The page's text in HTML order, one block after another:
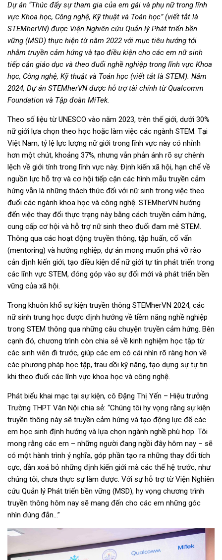
Dự án “Thúc đẩy sự tham gia của em gái và phụ nữ trong lĩnh
vực Khoa học, Công nghệ, Kỹ thuật và Toán học” (viết tắt là
STEMherVN) được Viện Nghiên cứu Quản lý Phát triển bền
vững (MSD) thực hiện từ năm 2022 với mục tiêu hướng tới
nhằm truyền cảm hứng và tạo điều kiện cho các em nữ sinh
tiếp cận giáo dục và theo đuổi nghề nghiệp trong lĩnh vực Khoa
học, Công nghệ, Kỹ thuật và Toán học (viết tắt là STEM). Năm
2024, Dự án STEMherVN được hỗ trợ tài chính từ Qualcomm
Foundation và Tập đoàn MiTek.
Theo số liệu từ UNESCO vào năm 2023, trên thế giới, dưới 30%
nữ giới lựa chọn theo học hoặc làm việc các ngành STEM. Tại
Việt Nam, tỷ lệ lực lượng nữ giới trong lĩnh vực này có nhỉnh
hơn một chút, khoảng 37%, nhưng vẫn phản ánh rõ sự chênh
lệch về giới tính trong lĩnh vực này. Định kiến xã hội, hạn chế về
nguồn lực hỗ trợ và cơ hội tiếp cận các hình mẫu truyền cảm
hứng vẫn là những thách thức đối với nữ sinh trong việc theo
đuổi các ngành khoa học và công nghệ. STEMherVN hướng
đến việc thay đổi thực trạng này bằng cách truyền cảm hứng,
cung cấp cơ hội và hỗ trợ nữ sinh theo đuổi đam mê STEM.
Thông qua các hoạt động truyền thông, tập huấn, cố vấn
(mentoring) và hướng nghiệp, dự án mong muốn phá vỡ rào
cản định kiến giới, tạo điều kiện để nữ giới tự tin phát triển trong
các lĩnh vực STEM, đóng góp vào sự đổi mới và phát triển bền
vững của xã hội.
Trong khuôn khổ sự kiện truyền thông STEMherVN 2024, các
nữ sinh trung học được định hướng về tiềm năng nghề nghiệp
trong STEM thông qua những câu chuyện truyền cảm hứng. Bên
cạnh đó, chương trình còn chia sẻ về kinh nghiệm học tập từ
các sinh viên đi trước, giúp các em có cái nhìn rõ ràng hơn về
các phương pháp học tập, trau dồi kỹ năng, tạo dựng sự tự tin
khi theo đuổi các lĩnh vực khoa học và công nghệ.
Phát biểu khai mạc tại sự kiện, cô Đặng Thị Yến – Hiệu trưởng
Trường THPT Vân Nội chia sẻ: “Chúng tôi hy vọng rằng sự kiện
truyền thông này sẽ truyền cảm hứng và tạo động lực để các
em học sinh định hướng và lựa chọn ngành nghề phù hợp. Tôi
mong rằng các em – những người đang ngồi đây hôm nay – sẽ
có một hành trình ý nghĩa, góp phần tạo ra những thay đổi tích
cực, dần xoá bỏ những định kiến giới mà các thế hệ trước, như
chúng tôi, chưa thực sự làm được. Với sự hỗ trợ từ Viện Nghiên
cứu Quản lý Phát triển bền vững (MSD), hy vọng chương trình
truyền thông hôm nay sẽ mang đến cho các em những góc
nhìn đúng đắn…”